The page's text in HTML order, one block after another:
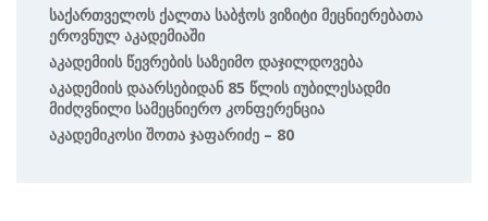
Საქართველოს Ქალთა Საბჭოს Ვიზიტი Მეცნიერებათა
Ეროვნულ Აკადემიაში
Აკადემიის Წევრების Საზეიმო Დაჯილდოვება
Აკადემიის Დაარსებიდან 85 Წლის Იუბილესადმი
Მიძღვნილი Სამეცნიერო Კონფერენცია
Აკადემიკოსი Შოთა Ჯაფარიძე – 80